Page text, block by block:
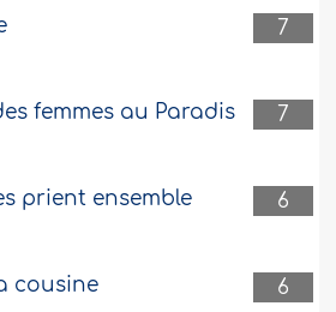
7
7
femmes au Paradis
6
prient ensemble
6
cousine